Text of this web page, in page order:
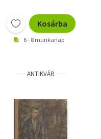
Kosárba
6 - 8 munkanap
ANTIKVÁR